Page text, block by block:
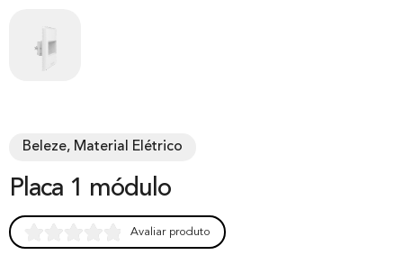
Beleze, Material Elétrico
Placa 1 módulo
Avaliar produto